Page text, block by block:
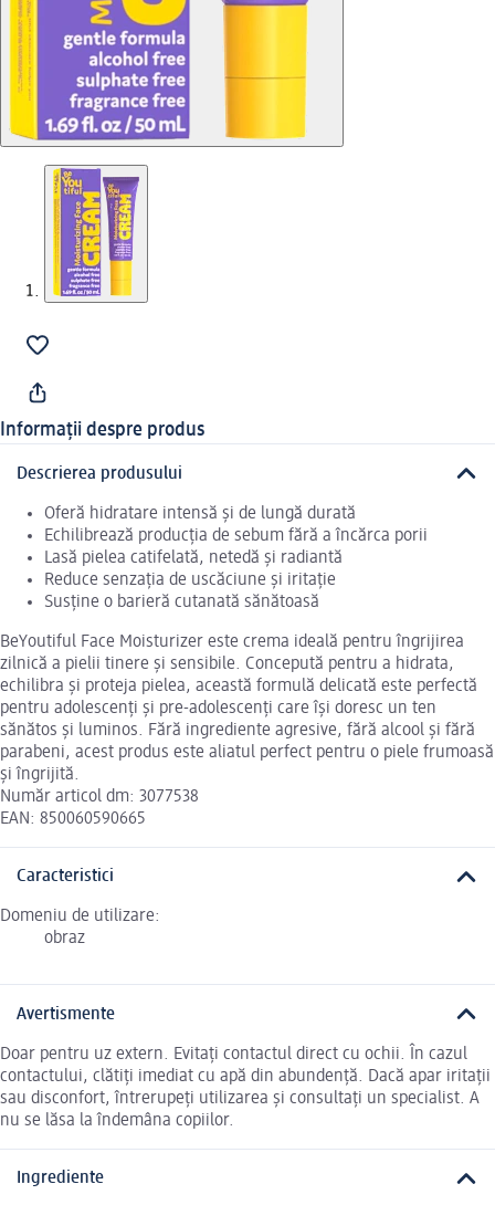
Informații despre produs
Descrierea produsului
Oferă hidratare intensă și de lungă durată
Echilibrează producția de sebum fără a încărca porii
Lasă pielea catifelată, netedă și radiantă
Reduce senzația de uscăciune și iritație
Susține o barieră cutanată sănătoasă
BeYoutiful Face Moisturizer este crema ideală pentru îngrijirea
zilnică a pielii tinere și sensibile. Concepută pentru a hidrata,
echilibra și proteja pielea, această formulă delicată este perfectă
pentru adolescenți și pre-adolescenți care își doresc un ten
sănătos și luminos. Fără ingrediente agresive, fără alcool și fără
parabeni, acest produs este aliatul perfect pentru o piele frumoasă
și îngrijită.
Număr articol dm: 3077538
EAN: 850060590665
Caracteristici
Domeniu de utilizare:
obraz
Avertismente
Doar pentru uz extern. Evitați contactul direct cu ochii. În cazul
contactului, clătiți imediat cu apă din abundență. Dacă apar iritații
sau disconfort, întrerupeți utilizarea și consultați un specialist. A
nu se lăsa la îndemâna copiilor.
Ingrediente